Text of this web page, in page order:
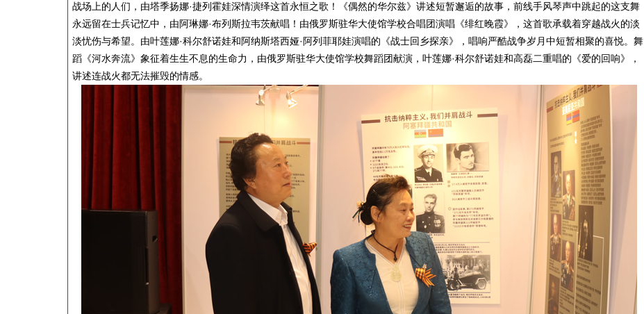
战场上的人们，由塔季扬娜·捷列霍娃深情演绎这首永恒之歌！《偶然的华尔兹》讲述短暂邂逅的故事，前线手风琴声中跳起的这支舞
永远留在士兵记忆中，由阿琳娜·布列斯拉韦茨献唱！由俄罗斯驻华大使馆学校合唱团演唱《绯红晚霞》，这首歌承载着穿越战火的淡
淡忧伤与希望。由叶莲娜·科尔舒诺娃和阿纳斯塔西娅·阿列菲耶娃演唱的《战士回乡探亲》，唱响严酷战争岁月中短暂相聚的喜悦。舞
蹈《河水奔流》象征着生生不息的生命力，由俄罗斯驻华大使馆学校舞蹈团献演，叶莲娜·科尔舒诺娃和高磊二重唱的《爱的回响》，
讲述连战火都无法摧毁的情感。